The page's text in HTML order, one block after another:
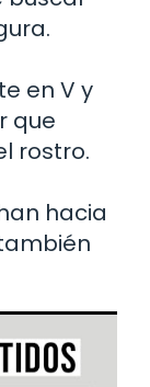
en V y
que
rostro.
hacia